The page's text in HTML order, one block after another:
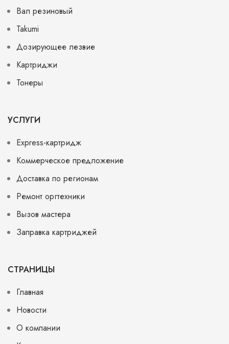
Вал резиновый
Takumi
Дозирующее лезвие
Картриджи
Тонеры
УСЛУГИ
Express-картридж
Коммерческое предложение
Доставка по регионам
Ремонт оргтехники
Вызов мастера
Заправка картриджей
СТРАНИЦЫ
Главная
Новости
О компании